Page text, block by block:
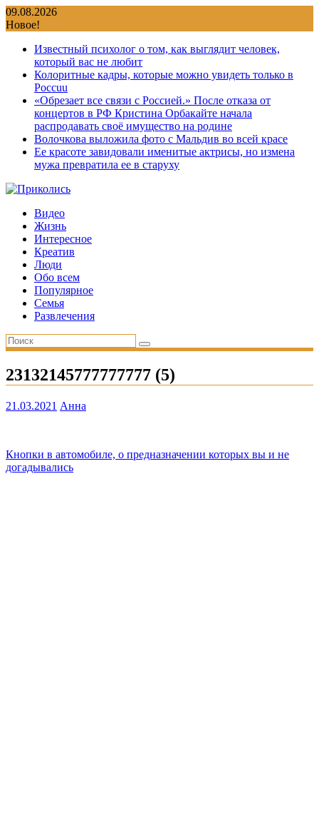
Перейти
к
09.08.2026
Новое!
Известный психолог о том, как выглядит человек,
который вас не любит
Колоритные кадры, которые можно увидеть только в
Россuu
«Обрезает все связи с Россией.» После отказа от
концертов в РФ Кристина Орбакайте начала
распродавать своё имущество на родине
Волочкова выложила фото с Мальдив во всей красе
Ее красоте завидовали именитые актрисы, но измена
мужа превратила ее в старуху
Видео
Жизнь
Интересное
Креатив
Люди
Обо всем
Популярное
Семья
Развлечения
23132145777777777 (5)
21.03.2021 Анна
Навигация
по
Кнопки в автомобиле, о предназначении которых вы и не
догадывались